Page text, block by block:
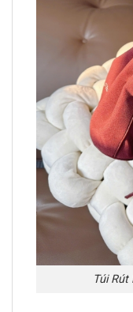
Túi Rút